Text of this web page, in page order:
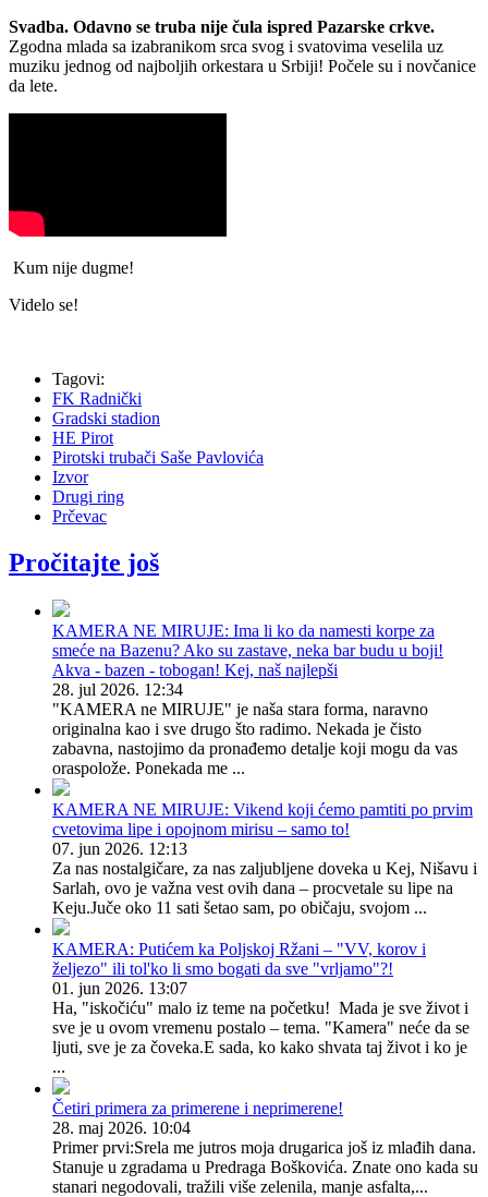
Svadba. Odavno se truba nije čula ispred Pazarske crkve.
Zgodna mlada sa izabranikom srca svog i svatovima veselila uz
muziku jednog od najboljih orkestara u Srbiji! Počele su i novčanice
da lete.
Kum nije dugme!
Videlo se!
Tagovi:
FK Radnički
Gradski stadion
HE Pirot
Pirotski trubači Saše Pavlovića
Izvor
Drugi ring
Prčevac
Pročitajte još
KAMERA NE MIRUJE: Ima li ko da namesti korpe za
smeće na Bazenu? Ako su zastave, neka bar budu u boji!
Akva - bazen - tobogan! Kej, naš najlepši
28. jul 2026. 12:34
"KAMERA ne MIRUJE" je naša stara forma, naravno
originalna kao i sve drugo što radimo. Nekada je čisto
zabavna, nastojimo da pronađemo detalje koji mogu da vas
oraspolože. Ponekada me ...
KAMERA NE MIRUJE: Vikend koji ćemo pamtiti po prvim
cvetovima lipe i opojnom mirisu – samo to!
07. jun 2026. 12:13
Za nas nostalgičare, za nas zaljubljene doveka u Kej, Nišavu i
Sarlah, ovo je važna vest ovih dana – procvetale su lipe na
Keju.Juče oko 11 sati šetao sam, po običaju, svojom ...
KAMERA: Putićem ka Poljskoj Ržani – "VV, korov i
željezo" ili tol'ko li smo bogati da sve "vrljamo"?!
01. jun 2026. 13:07
Ha, "iskočiću" malo iz teme na početku! Mada je sve život i
sve je u ovom vremenu postalo – tema. "Kamera" neće da se
ljuti, sve je za čoveka.E sada, ko kako shvata taj život i ko je
...
Četiri primera za primerene i neprimerene!
28. maj 2026. 10:04
Primer prvi:Srela me jutros moja drugarica još iz mlađih dana.
Stanuje u zgradama u Predraga Boškovića. Znate ono kada su
stanari negodovali, tražili više zelenila, manje asfalta,...